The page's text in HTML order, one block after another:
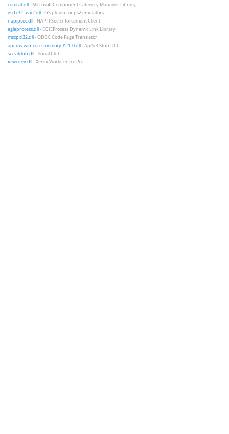
comcat.dll- Microsoft Component Category Manager Library
gsdx32-avx2.dll- GS plugin for ps2 emulators
napipsec.dll- NAP IPSec Enforcement Client
egieprocess.dll- EGIEProcess Dynamic Link Library
mscpxl32.dll- ODBC Code Page Translator
api-ms-win-core-memory-l1-1-0.dll- ApiSet Stub DLL
socialclub.dll- Social Club
xrwcdev.dll- Xerox WorkCentre Pro